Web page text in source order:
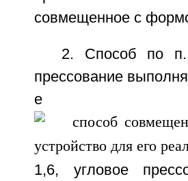
совмещенное с
2. Способ по
прессование
е
1,6, угловое